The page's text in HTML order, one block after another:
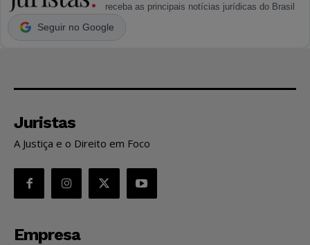
receba as principais notícias jurídicas do Brasil
Seguir no Google
Juristas
A Justiça e o Direito em Foco
Empresa